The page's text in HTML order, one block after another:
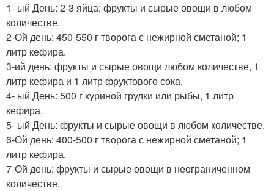
1- ый День: 2-3 яйца; фрукты и сырые овощи в любом
количестве.
2-Ой день: 450-550 г творога с нежирной сметаной; 1
литр кефира.
3-ий день: фрукты и сырые овощи любом количестве, 1
литр кефира и 1 литр фруктового сока.
4- ый День: 500 г куриной грудки или рыбы, 1 литр
кефира.
5- ый День: фрукты и сырые овощи в любом количестве.
6-Ой день: 400-500 г творога с нежирной сметаной; 1
литр кефира.
7-Ой день: фрукты и сырые овощи в неограниченном
количестве.